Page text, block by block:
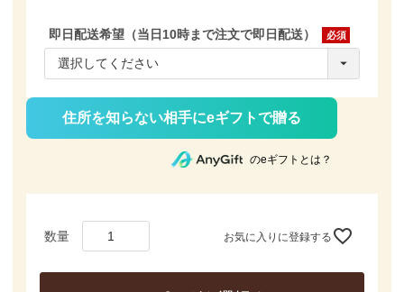
即日配送希望（当日10時まで注文で即日配送）
(必
住所を知らない相手にeギフトで贈る
のeギフトとは？
お気に入りに登録する